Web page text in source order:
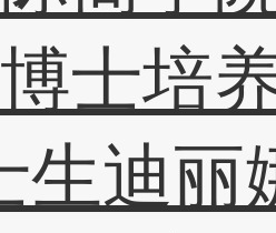
士培
生迪